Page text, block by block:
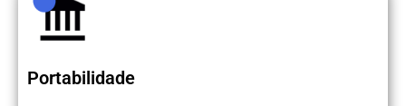
Portabilidade